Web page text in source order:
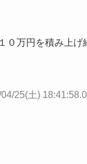
０万円を積み上げ
25(土)